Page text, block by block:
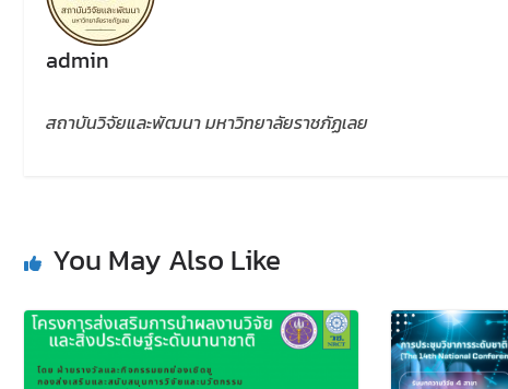
admin
สถาบันวิจัยและพัฒนา มหาวิทยาลัยราชภัฏเลย
You May Also Like